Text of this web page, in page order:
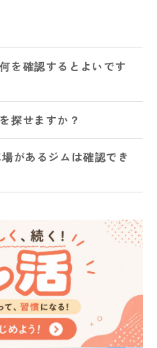
を確認するとよいです
探せますか？
があるジムは確認でき